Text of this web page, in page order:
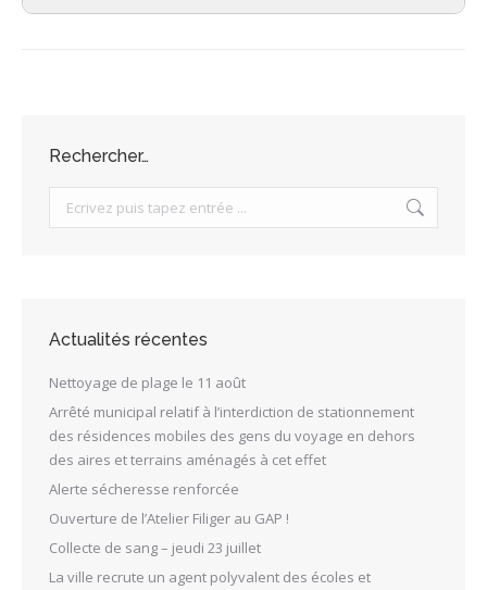
Rechercher…
Search:
Actualités récentes
Nettoyage de plage le 11 août
Arrêté municipal relatif à l’interdiction de stationnement
des résidences mobiles des gens du voyage en dehors
des aires et terrains aménagés à cet effet
Alerte sécheresse renforcée
Ouverture de l’Atelier Filiger au GAP !
Collecte de sang – jeudi 23 juillet
La ville recrute un agent polyvalent des écoles et